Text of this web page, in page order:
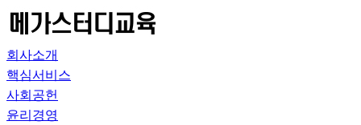
회사소개
핵심서비스
사회공헌
윤리경영